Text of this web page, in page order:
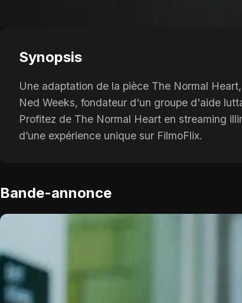
Synopsis
Une adaptation de la pièce The Normal
Ned Weeks, fondateur d'un groupe d'aide
Profitez de The Normal Heart en streaming
d’une expérience unique sur FilmoFlix.
Bande-annonce